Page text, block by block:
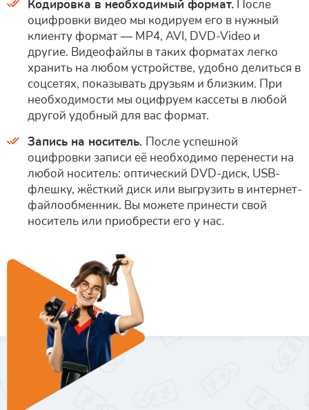
Кодировка в необходимый формат. После
оцифровки видео мы кодируем его в нужный
клиенту формат — MP4, AVI, DVD-Video и
другие. Видеофайлы в таких форматах легко
хранить на любом устройстве, удобно делиться в
соцсетях, показывать друзьям и близким. При
необходимости мы оцифруем кассеты в любой
другой удобный для вас формат.
Запись на носитель. После успешной
оцифровки записи её необходимо перенести на
любой носитель: оптический DVD-диск, USB-
флешку, жёсткий диск или выгрузить в интернет-
файлообменник. Вы можете принести свой
носитель или приобрести его у нас.